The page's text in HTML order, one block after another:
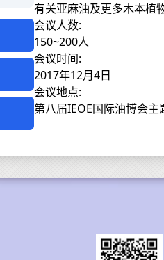
有关亚麻油及更多木本植
会议人数:
150~200人
会议时间:
2017年12月4日
会议地点:
第八届IEOE国际油博会主